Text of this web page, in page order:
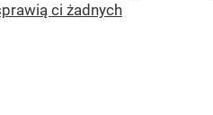
ci żadnych